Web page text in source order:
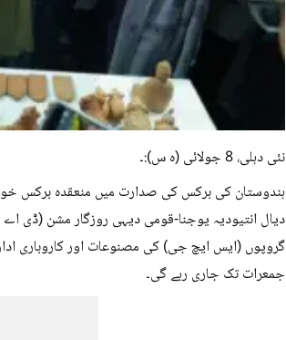
نئی دہلی، 8 جولائی (ہ س):۔
ہندوستان کی برکس کی صدارت میں منعقدہ برکس
دیال انتیودیہ یوجنا-قومی دیہی روزگار مشن (ڈی
گروپوں (ایس ایچ جی) کی مصنوعات اور کاروباری
جمعرات تک جاری رہے گی۔